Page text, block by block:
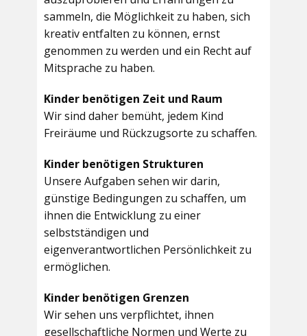
sammeln, die Möglichkeit zu haben, sich
kreativ entfalten zu können, ernst
genommen zu werden und ein Recht auf
Mitsprache zu haben.
Kinder benötigen Zeit und Raum
Wir sind daher bemüht, jedem Kind
Freiräume und Rückzugsorte zu schaffen.
Kinder benötigen Strukturen
Unsere Aufgaben sehen wir darin,
günstige Bedingungen zu schaffen, um
ihnen die Entwicklung zu einer
selbstständigen und
eigenverantwortlichen Persönlichkeit zu
ermöglichen.
Kinder benötigen Grenzen
Wir sehen uns verpflichtet, ihnen
gesellschaftliche Normen und Werte zu